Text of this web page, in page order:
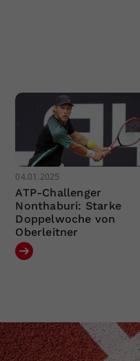
04.01.2025
ATP-Challenger
Nonthaburi: Starke
Doppelwoche von
Oberleitner